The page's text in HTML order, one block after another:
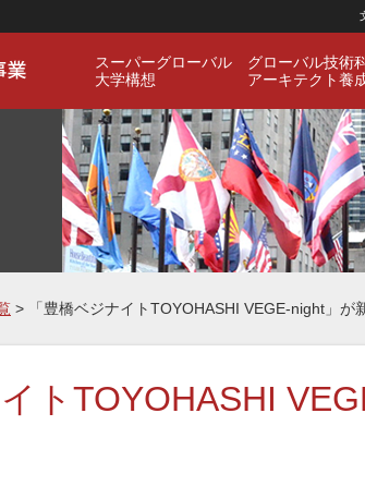
スーパーグローバル
大学構想
グローバル技術
アーキテクト養
> 「豊橋ベジナイトTOYOHASHI VEGE-night」が
イトTOYOHASHI